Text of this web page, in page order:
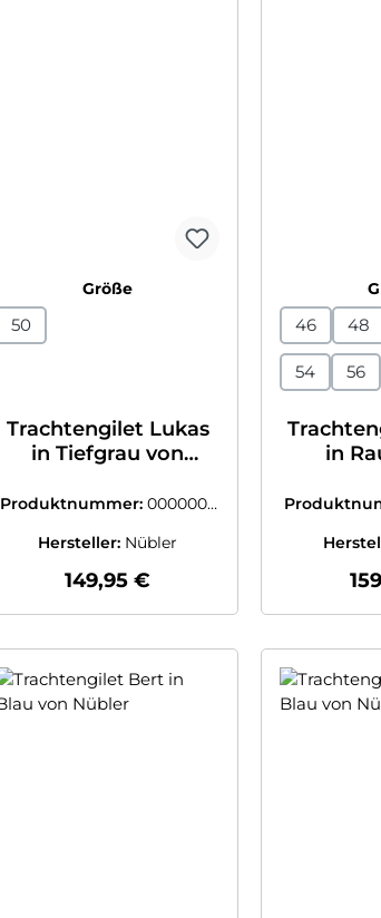
Größeauswählen
50
Trachtengilet Lukas
in Tiefgrau von
Produktnummer: 0000003
Hersteller: Nübler
Regulärer Preis:
149,95 €
46 48
54 56
in